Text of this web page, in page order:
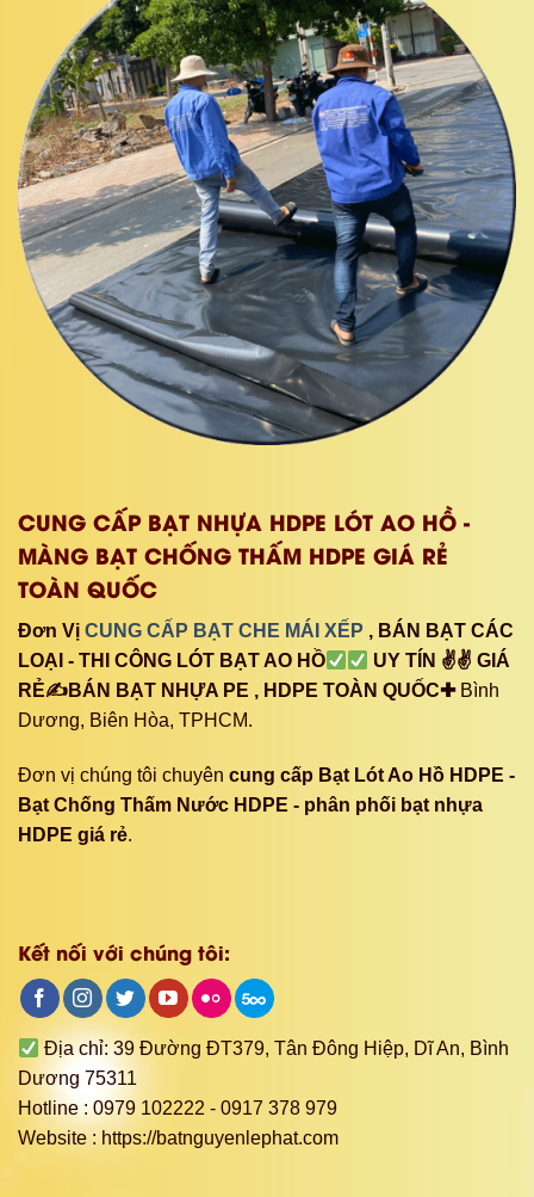
CUNG CẤP BẠT NHỰA HDPE LÓT AO HỒ -
MÀNG BẠT CHỐNG THẤM HDPE GIÁ RẺ
TOÀN QUỐC
Đơn Vị CUNG CẤP BẠT CHE MÁI XẾP , BÁN BẠT CÁC
LOẠI - THI CÔNG LÓT BẠT AO HỒ
UY TÍN ✌✌ GIÁ
RẺ✍BÁN BẠT NHỰA PE , HDPE TOÀN QUỐC✚Bình
Dương, Biên Hòa, TPHCM.
Đơn vị chúng tôi chuyên cung cấp Bạt Lót Ao Hồ HDPE -
Bạt Chống Thấm Nước HDPE - phân phối bạt nhựa
HDPE giá rẻ.
Kết nối với chúng tôi:
Địa chỉ: 39 Đường ĐT379, Tân Đông Hiệp, Dĩ An, Bình
Dương 75311
Hotline : 0979 102222 - 0917 378 979
Website : https://batnguyenlephat.com